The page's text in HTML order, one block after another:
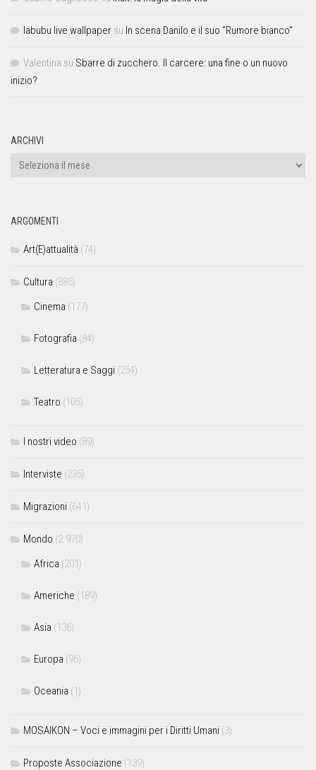
labubu live wallpaper su In scena Danilo e il suo “Rumore bianco”
Valentina su Sbarre di zucchero. Il carcere: una fine o un nuovo
inizio?
ARCHIVI
ARGOMENTI
Art(E)attualità (74)
Cultura (885)
Cinema (177)
Fotografia (84)
Letteratura e Saggi (254)
Teatro (105)
I nostri video (89)
Interviste (235)
Migrazioni (641)
Mondo (2.970)
Africa (201)
Americhe (189)
Asia (136)
Europa (96)
Oceania (1)
MOSAIKON – Voci e immagini per i Diritti Umani (3)
Proposte Associazione (139)